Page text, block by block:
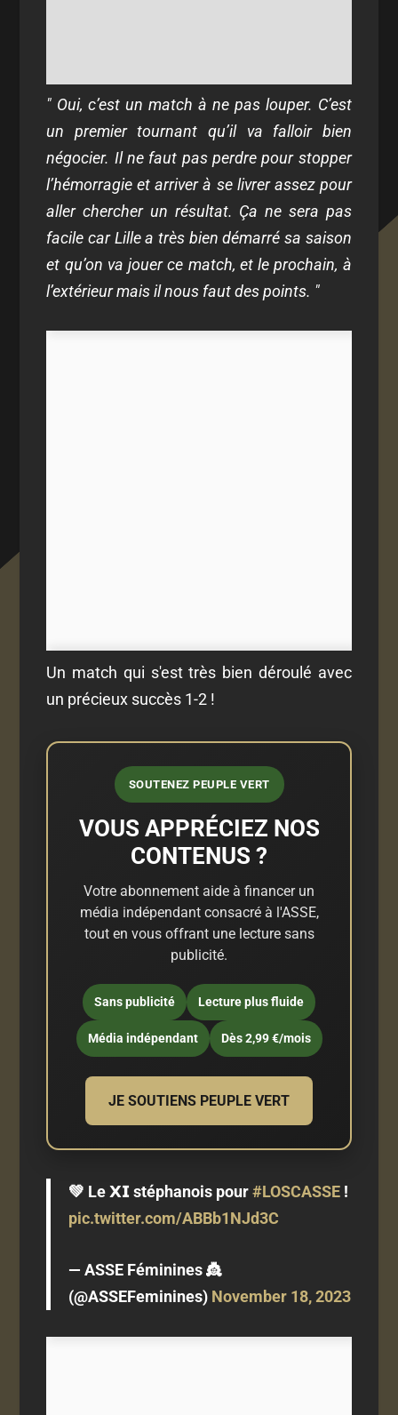
" Oui, c’est un match à ne pas louper. C’est
un premier tournant qu’il va falloir bien
négocier. Il ne faut pas perdre pour stopper
l’hémorragie et arriver à se livrer assez pour
aller chercher un résultat. Ça ne sera pas
facile car Lille a très bien démarré sa saison
et qu’on va jouer ce match, et le prochain, à
l’extérieur mais il nous faut des points. "
Un match qui s'est très bien déroulé avec
un précieux succès 1-2 !
SOUTENEZ PEUPLE VERT
VOUS APPRÉCIEZ NOS
CONTENUS ?
Votre abonnement aide à financer un
média indépendant consacré à l'ASSE,
tout en vous offrant une lecture sans
publicité.
Sans publicité Lecture plus fluide
Média indépendant Dès 2,99 €/mois
JE SOUTIENS PEUPLE VERT
💚 Le 𝗫𝗜 stéphanois pour#LOSCASSE !
pic.twitter.com/ABBb1NJd3C
— ASSE Féminines 👸
(@ASSEFeminines) November 18, 2023